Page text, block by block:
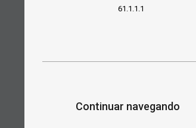
61.1.1.1
Continuar navegando